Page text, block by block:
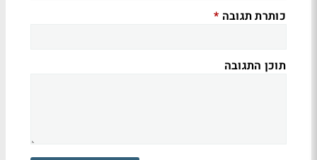
כותרת תגובה *
תוכן התגובה